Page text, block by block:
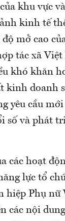
khu vực
kinh tế
mở cao
tác xã
khó khăn
kinh doanh
yêu cầu
số và phát
các hoạt
lực tổ
hiệp Phụ
các nội